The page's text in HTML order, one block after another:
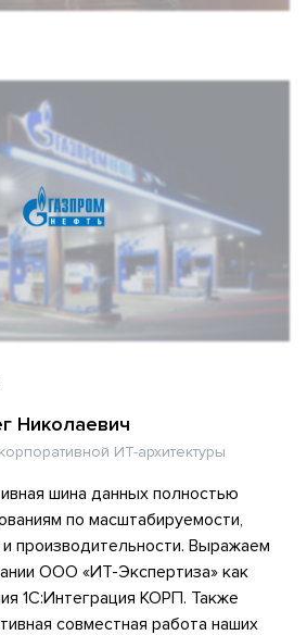
Николаевич
ИТ-архитектуры
шина данных полностью
по масштабируемости,
и производительности. Выражаем
ООО «ИТ-Экспертиза» как
1С:Интеграция КОРП. Также
совместная работа наших